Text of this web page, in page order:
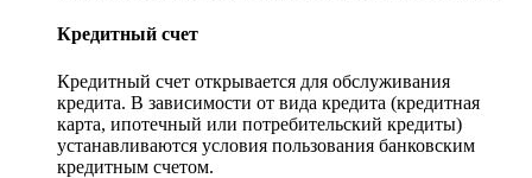
Кредитный счет
Кредитный счет открывается для обслуживания
кредита. В зависимости от вида кредита (кредитная
карта, ипотечный или потребительский кредиты)
устанавливаются условия пользования банковским
кредитным счетом.